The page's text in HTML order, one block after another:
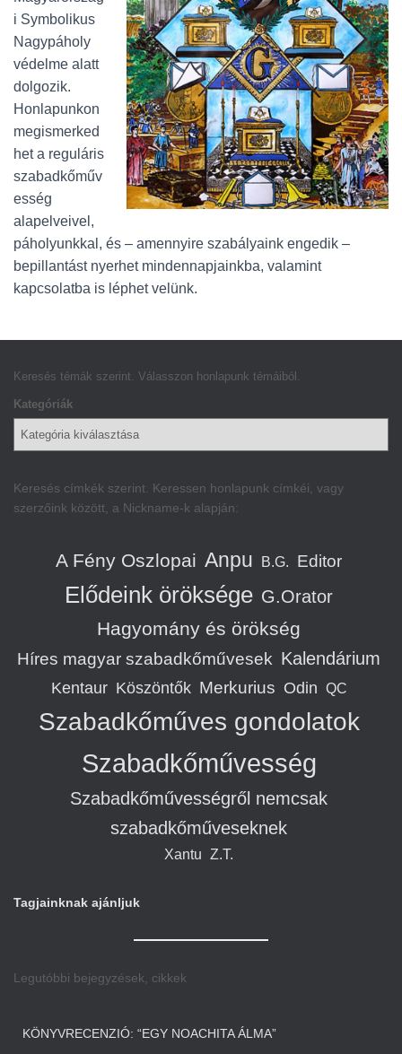
Á
S
A
i Symbolikus
Nagypáholy
védelme alatt
dolgozik.
Honlapunkon
megismerked
het a reguláris
szabadkőműv
esség
alapelveivel,
páholyunkkal, és – amennyire szabályaink engedik –
bepillantást nyerhet mindennapjainkba, valamint
kapcsolatba is léphet velünk.
Keresés témák szerint. Válasszon honlapunk témáiból.
Kategóriák
Keresés címkék szerint. Keressen honlapunk címkéi, vagy
szerzőink között, a Nickname-k alapján:
A Fény Oszlopai Anpu B.G. Editor
Elődeink öröksége G.Orator
Hagyomány és örökség
Híres magyar szabadkőművesek Kalendárium
Kentaur Köszöntők Merkurius Odin QC
Szabadkőműves gondolatok
Szabadkőművesség
Szabadkőművességről nemcsak
szabadkőműveseknek
Xantu Z.T.
Tagjainknak ajánljuk
Legutóbbi bejegyzések, cikkek
KÖNYVRECENZIÓ: “EGY NOACHITA ÁLMA”